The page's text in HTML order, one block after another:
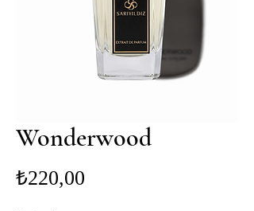
Wonderwood
₺220,00